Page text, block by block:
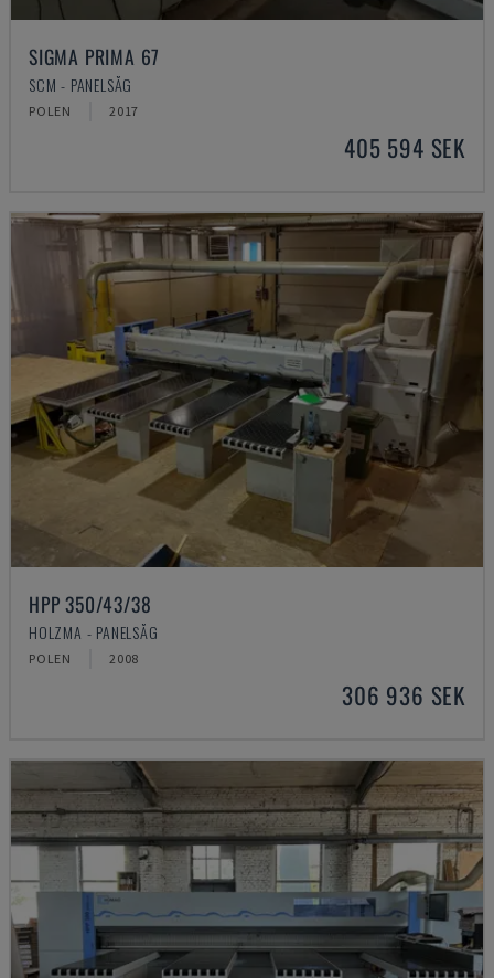
SIGMA PRIMA 67
SCM - PANELSÅG
POLEN 2017
405 594 SEK
HPP 350/43/38
HOLZMA - PANELSÅG
POLEN 2008
306 936 SEK